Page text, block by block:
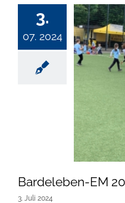
3.
07. 2024
Bardeleben-EM
3. Juli 2024